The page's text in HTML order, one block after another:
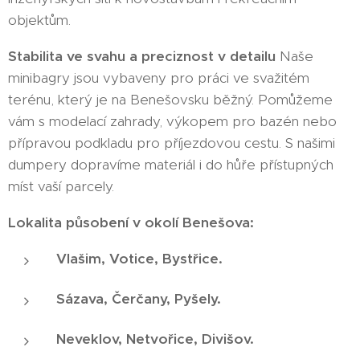
objektům.
Stabilita ve svahu a preciznost v detailu Naše
minibagry jsou vybaveny pro práci ve svažitém
terénu, který je na Benešovsku běžný. Pomůžeme
vám s modelací zahrady, výkopem pro bazén nebo
přípravou podkladu pro příjezdovou cestu. S našimi
dumpery dopravíme materiál i do hůře přístupných
míst vaší parcely.
Lokalita působení v okolí Benešova:
Vlašim, Votice, Bystřice.
Sázava, Čerčany, Pyšely.
Neveklov, Netvořice, Divišov.